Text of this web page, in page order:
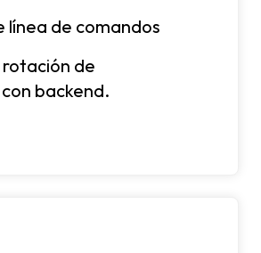
de comandos
de
backend.